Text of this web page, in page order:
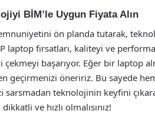
BİM’le Uygun Fiyata Alın
ön planda tutarak,
laptop fırsatları, kaliteyi ve
başarıyor. Eğer bir laptop
geçirmenizi öneririz. Bu sayede
sarsmadan teknolojinin keyfini
ve hızlı olmalısınız!